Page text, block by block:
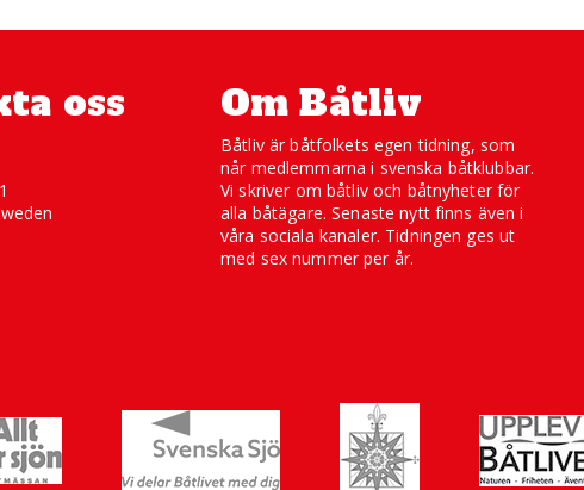
oss Om Båtliv
Båtliv är båtfolkets egen tidning, som
når medlemmarna i svenska båtklubbar.
Vi skriver om båtliv och båtnyheter för
alla båtägare. Senaste nytt finns även i
våra sociala kanaler. Tidningen ges ut
med sex nummer per år.